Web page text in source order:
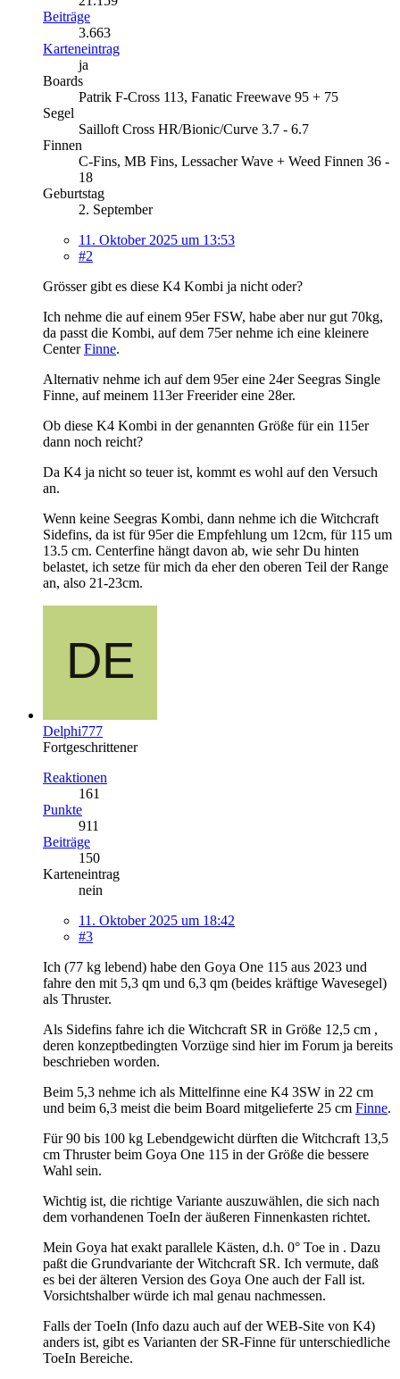
Beiträge
3.663
Karteneintrag
ja
Boards
Patrik F-Cross 113, Fanatic Freewave 95 + 75
Segel
Sailloft Cross HR/Bionic/Curve 3.7 - 6.7
Finnen
C-Fins, MB Fins, Lessacher Wave + Weed Finnen 36 -
18
Geburtstag
2. September
11. Oktober 2025 um 13:53
#2
Grösser gibt es diese K4 Kombi ja nicht oder?
Ich nehme die auf einem 95er FSW, habe aber nur gut 70kg,
da passt die Kombi, auf dem 75er nehme ich eine kleinere
CenterFinne.
Alternativ nehme ich auf dem 95er eine 24er Seegras Single
Finne, auf meinem 113er Freerider eine 28er.
Ob diese K4 Kombi in der genannten Größe für ein 115er
dann noch reicht?
Da K4 ja nicht so teuer ist, kommt es wohl auf den Versuch
an.
Wenn keine Seegras Kombi, dann nehme ich die Witchcraft
Sidefins, da ist für 95er die Empfehlung um 12cm, für 115 um
13.5 cm. Centerfine hängt davon ab, wie sehr Du hinten
belastet, ich setze für mich da eher den oberen Teil der Range
an, also 21-23cm.
Delphi777
Fortgeschrittener
Reaktionen
161
Punkte
911
Beiträge
150
Karteneintrag
nein
11. Oktober 2025 um 18:42
#3
Ich (77 kg lebend) habe den Goya One 115 aus 2023 und
fahre den mit 5,3 qm und 6,3 qm (beides kräftige Wavesegel)
als Thruster.
Als Sidefins fahre ich die Witchcraft SR in Größe 12,5 cm ,
deren konzeptbedingten Vorzüge sind hier im Forum ja bereits
beschrieben worden.
Beim 5,3 nehme ich als Mittelfinne eine K4 3SW in 22 cm
und beim 6,3 meist die beim Board mitgelieferte 25 cm Finne.
Für 90 bis 100 kg Lebendgewicht dürften die Witchcraft 13,5
cm Thruster beim Goya One 115 in der Größe die bessere
Wahl sein.
Wichtig ist, die richtige Variante auszuwählen, die sich nach
dem vorhandenen ToeIn der äußeren Finnenkasten richtet.
Mein Goya hat exakt parallele Kästen, d.h. 0° Toe in . Dazu
paßt die Grundvariante der Witchcraft SR. Ich vermute, daß
es bei der älteren Version des Goya One auch der Fall ist.
Vorsichtshalber würde ich mal genau nachmessen.
Falls der ToeIn (Info dazu auch auf der WEB-Site von K4)
anders ist, gibt es Varianten der SR-Finne für unterschiedliche
ToeIn Bereiche.